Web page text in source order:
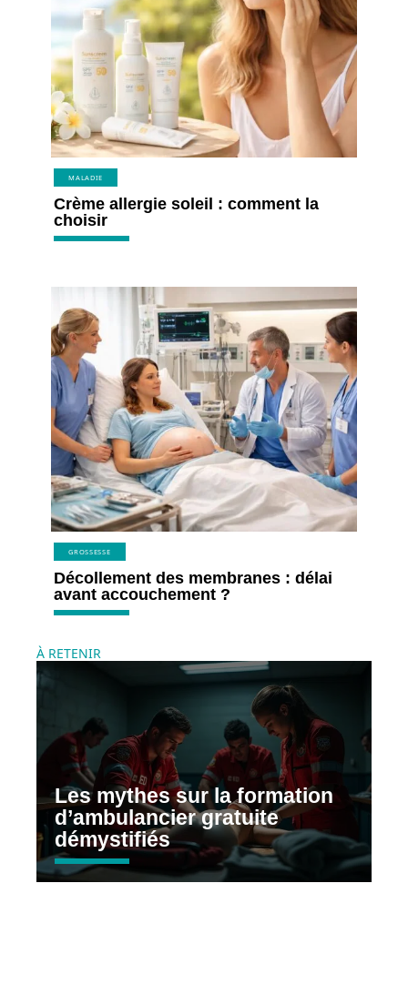
MALADIE
Crème allergie soleil : comment la
choisir
GROSSESSE
Décollement des membranes : délai
avant accouchement ?
À RETENIR
Les mythes sur la formation
d’ambulancier gratuite
démystifiés